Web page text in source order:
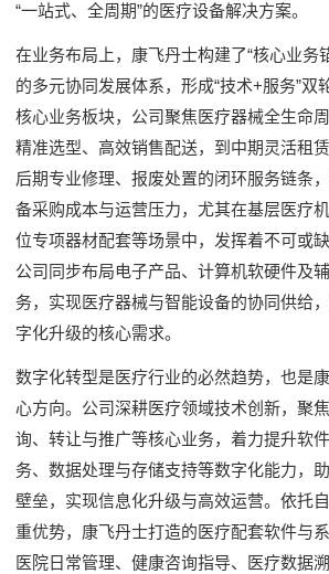
“一站式、全周期”的医疗设备解决方案。
在业务布局上，康飞丹士构建了“核心业务
的多元协同发展体系，形成“技术+服务”双
核心业务板块，公司聚焦医疗器械全生命
精准选型、高效销售配送，到中期灵活租
后期专业修理、报废处置的闭环服务链条
备采购成本与运营压力，尤其在基层医疗
位专项器材配套等场景中，发挥着不可或
公司同步布局电子产品、计算机软硬件及
务，实现医疗器械与智能设备的协同供给
字化升级的核心需求。
数字化转型是医疗行业的必然趋势，也是
心方向。公司深耕医疗领域技术创新，聚
询、转让与推广等核心业务，着力提升软
务、数据处理与存储支持等数字化能力，
壁垒，实现信息化升级与高效运营。依托
重优势，康飞丹士打造的医疗配套软件与
医院日常管理、健康咨询指导、医疗数据